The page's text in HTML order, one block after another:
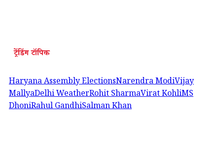
ट्रेंडिंग टॉपिक
Haryana Assembly ElectionsNarendra ModiVijay
MallyaDelhi WeatherRohit SharmaVirat KohliMS
DhoniRahul GandhiSalman Khan